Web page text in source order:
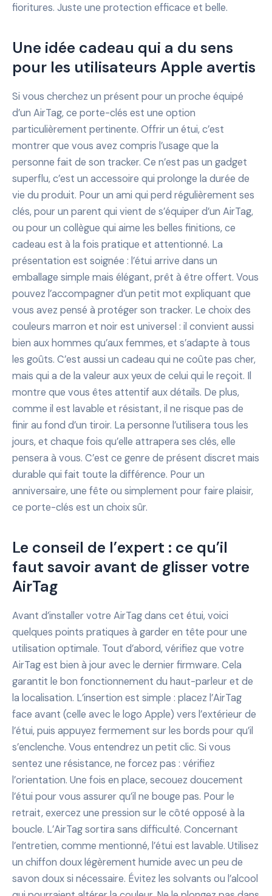
fioritures. Juste une protection efficace et belle.
Une idée cadeau qui a du sens
pour les utilisateurs Apple avertis
Si vous cherchez un présent pour un proche équipé
d’un AirTag, ce porte-clés est une option
particulièrement pertinente. Offrir un étui, c’est
montrer que vous avez compris l’usage que la
personne fait de son tracker. Ce n’est pas un gadget
superflu, c’est un accessoire qui prolonge la durée de
vie du produit. Pour un ami qui perd régulièrement ses
clés, pour un parent qui vient de s’équiper d’un AirTag,
ou pour un collègue qui aime les belles finitions, ce
cadeau est à la fois pratique et attentionné. La
présentation est soignée : l’étui arrive dans un
emballage simple mais élégant, prêt à être offert. Vous
pouvez l’accompagner d’un petit mot expliquant que
vous avez pensé à protéger son tracker. Le choix des
couleurs marron et noir est universel : il convient aussi
bien aux hommes qu’aux femmes, et s’adapte à tous
les goûts. C’est aussi un cadeau qui ne coûte pas cher,
mais qui a de la valeur aux yeux de celui qui le reçoit. Il
montre que vous êtes attentif aux détails. De plus,
comme il est lavable et résistant, il ne risque pas de
finir au fond d’un tiroir. La personne l’utilisera tous les
jours, et chaque fois qu’elle attrapera ses clés, elle
pensera à vous. C’est ce genre de présent discret mais
durable qui fait toute la différence. Pour un
anniversaire, une fête ou simplement pour faire plaisir,
ce porte-clés est un choix sûr.
Le conseil de l’expert : ce qu’il
faut savoir avant de glisser votre
AirTag
Avant d’installer votre AirTag dans cet étui, voici
quelques points pratiques à garder en tête pour une
utilisation optimale. Tout d’abord, vérifiez que votre
AirTag est bien à jour avec le dernier firmware. Cela
garantit le bon fonctionnement du haut-parleur et de
la localisation. L’insertion est simple : placez l’AirTag
face avant (celle avec le logo Apple) vers l’extérieur de
l’étui, puis appuyez fermement sur les bords pour qu’il
s’enclenche. Vous entendrez un petit clic. Si vous
sentez une résistance, ne forcez pas : vérifiez
l’orientation. Une fois en place, secouez doucement
l’étui pour vous assurer qu’il ne bouge pas. Pour le
retrait, exercez une pression sur le côté opposé à la
boucle. L’AirTag sortira sans difficulté. Concernant
l’entretien, comme mentionné, l’étui est lavable. Utilisez
un chiffon doux légèrement humide avec un peu de
savon doux si nécessaire. Évitez les solvants ou l’alcool